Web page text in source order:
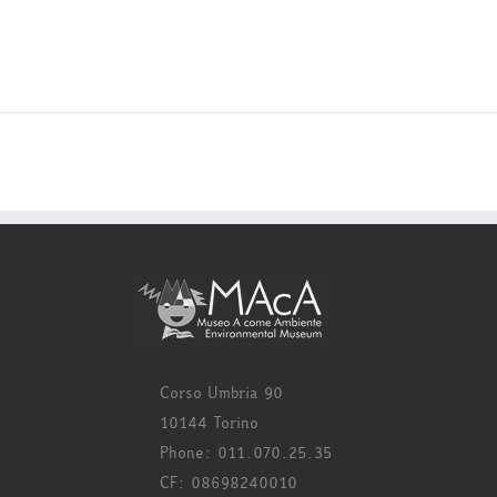
Corso Umbria 90
10144 Torino
Phone: 011.070.25.35
CF: 08698240010